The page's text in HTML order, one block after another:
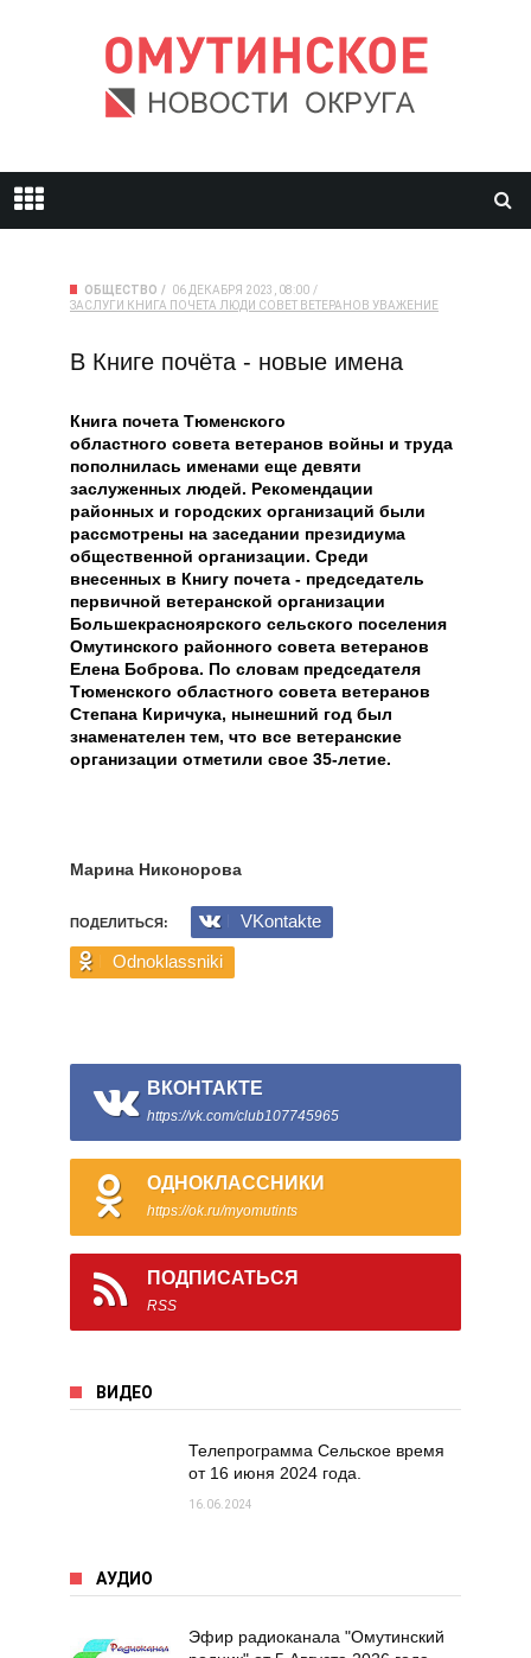
ОБЩЕСТВО
06 ДЕКАБРЯ 2023, 08:00
ЗАСЛУГИ КНИГА ПОЧЕТА ЛЮДИ СОВЕТ ВЕТЕРАНОВ УВАЖЕНИЕ
В Книге почёта - новые имена
Книга почета Тюменского
областного совета ветеранов войны и труда
пополнилась именами еще девяти
заслуженных людей. Рекомендации
районных и городских организаций были
рассмотрены на заседании президиума
общественной организации. Среди
внесенных в Книгу почета - председатель
первичной ветеранской организации
Большекрасноярского сельского поселения
Омутинского районного совета ветеранов
Елена Боброва. По словам председателя
Тюменского областного совета ветеранов
Степана Киричука, нынешний год был
знаменателен тем, что все ветеранские
организации отметили свое 35-летие.
Марина Никонорова
ПОДЕЛИТЬСЯ:
VKontakte
Odnoklassniki
ВКОНТАКТЕ
https://vk.com/club107745965
ОДНОКЛАССНИКИ
https://ok.ru/myomutints
ПОДПИСАТЬСЯ
RSS
ВИДЕО
Телепрограмма Сельское время
от 16 июня 2024 года.
16.06.2024
АУДИО
Эфир радиоканала "Омутинский